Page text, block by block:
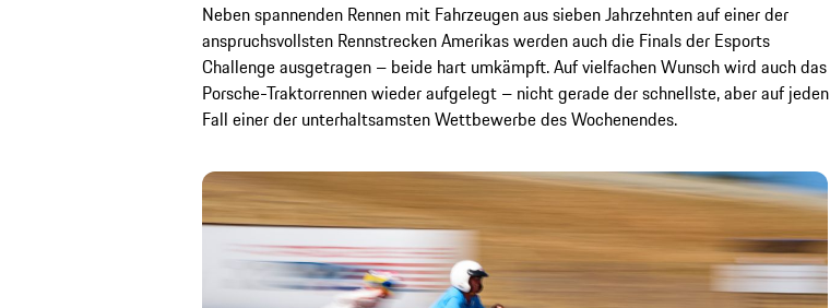
Neben spannenden Rennen mit Fahrzeugen aus sieben Jahrzehnten auf einer der
anspruchsvollsten Rennstrecken Amerikas werden auch die Finals der Esports
Challenge ausgetragen – beide hart umkämpft. Auf vielfachen Wunsch wird auch das
Porsche-Traktorrennen wieder aufgelegt – nicht gerade der schnellste, aber auf jeden
Fall einer der unterhaltsamsten Wettbewerbe des Wochenendes.